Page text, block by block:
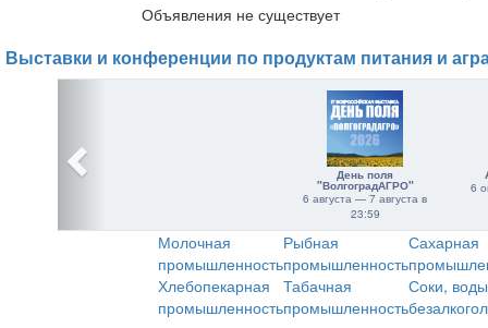
Объявления не существует
Выставки и конференции по продуктам питания и
День поля
"ВолгоградАГРО"
6 августа — 7 августа в
23:59
6
Молочная
промышленность
Рыбная
промышленность
Сахарная
Хлебопекарная
промышленность
Табачная
промышленность
Соки,